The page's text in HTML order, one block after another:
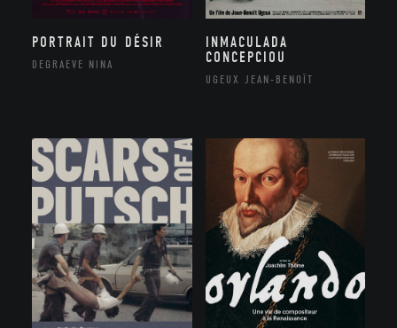
PORTRAIT DU DÉSIR
DEGRAEVE NINA
INMACULADA
CONCEPCIOU
UGEUX JEAN-BENOÎT